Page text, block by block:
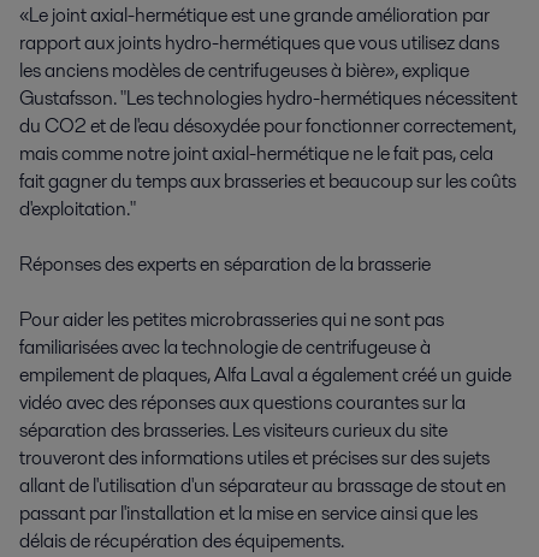
«Le joint axial-hermétique est une grande amélioration par
rapport aux joints hydro-hermétiques que vous utilisez dans
les anciens modèles de centrifugeuses à bière», explique
Gustafsson. "Les technologies hydro-hermétiques nécessitent
du CO2 et de l'eau désoxydée pour fonctionner correctement,
mais comme notre joint axial-hermétique ne le fait pas, cela
fait gagner du temps aux brasseries et beaucoup sur les coûts
d'exploitation."
Réponses des experts en séparation de la brasserie
Pour aider les petites microbrasseries qui ne sont pas
familiarisées avec la technologie de centrifugeuse à
empilement de plaques, Alfa Laval a également créé un guide
vidéo avec des réponses aux questions courantes sur la
séparation des brasseries. Les visiteurs curieux du site
trouveront des informations utiles et précises sur des sujets
allant de l'utilisation d'un séparateur au brassage de stout en
passant par l'installation et la mise en service ainsi que les
délais de récupération des équipements.